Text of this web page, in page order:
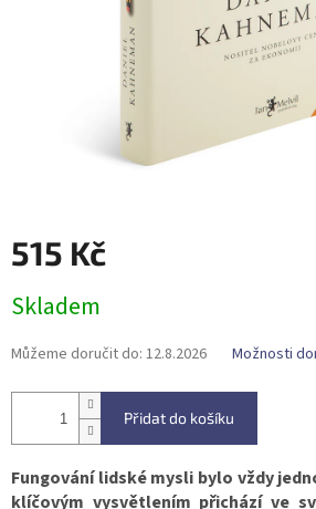
515 Kč
cena:
Skladem
Můžeme doručit do: 12.8.2026 Možnosti
Přidat do košíku
Fungování lidské mysli bylo vždy
klíčovým vysvětlením přichází ve